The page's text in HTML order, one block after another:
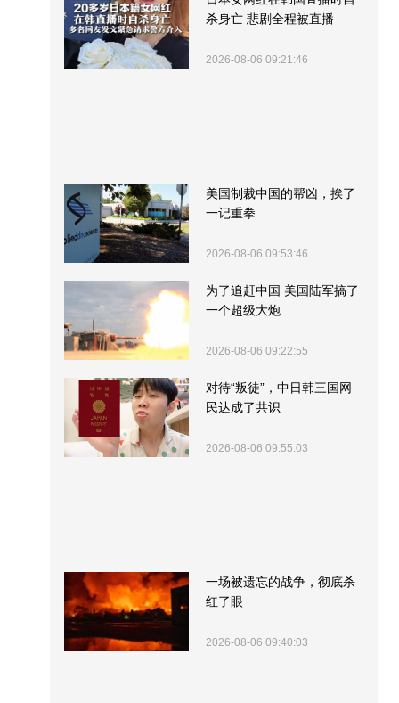
杀身亡 悲剧全程被直播
2026-08-06 09:21:46
美国制裁中国的帮凶，挨了
一记重拳
2026-08-06 09:53:46
为了追赶中国 美国陆军搞了
一个超级大炮
2026-08-06 09:22:55
对待“叛徒”，中日韩三国网
民达成了共识
2026-08-06 09:55:03
一场被遗忘的战争，彻底杀
红了眼
2026-08-06 09:40:03